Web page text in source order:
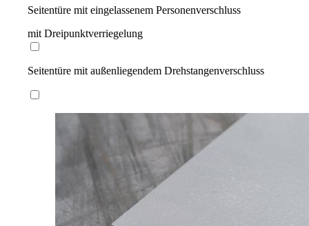
Seitentüre mit eingelassenem Personenverschluss
mit Dreipunktverriegelung
Seitentüre mit außenliegendem Drehstangenverschluss